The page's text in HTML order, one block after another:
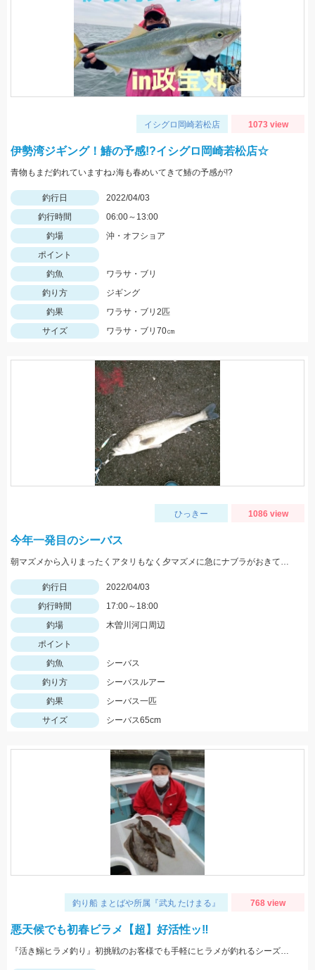
イシグロ岡崎若松店 1073 view
伊勢湾ジギング！鰆の予感!?イシグロ岡崎若松店☆
青物もまだ釣れていますね♪海も春めいてきて鰆の予感が!?
釣行日
2022/04/03
釣行時間
06:00～13:00
釣場
沖・オフショア
ポイント
釣魚
ワラサ・ブリ
釣り方
ジギング
釣果
ワラサ・ブリ2匹
サイズ
ワラサ・ブリ70㎝
ひっきー 1086 view
今年一発目のシーバス
朝マズメから入りまったくアタリもなく夕マズメに急にナブラがおきて一投目!嬉しい一匹でした。
釣行日
2022/04/03
釣行時間
17:00～18:00
釣場
木曽川河口周辺
ポイント
釣魚
シーバス
釣り方
シーバスルアー
釣果
シーバス一匹
サイズ
シーバス65cm
釣り船 まとばや所属『武丸 たけまる』 768 view
悪天候でも初春ビラメ【超】好活性ッ‼︎
『活き鰯ヒラメ釣り』初挑戦のお客様でも手軽にヒラメが釣れるシーズン到来ッ‼︎是非ッ(о´∀`о)